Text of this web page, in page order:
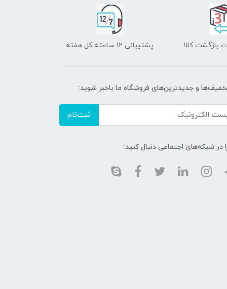
بازگشت کالا پشتیبانی 12 ساعته کل هفته
و جدیدترین‌های فروشگاه ما باخبر شوید:
ثبت‌نام
در شبکه‌های اجتماعی دنبال کنید: